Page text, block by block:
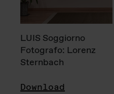
LUIS Soggiorno
Fotografo: Lorenz
Sternbach
Download